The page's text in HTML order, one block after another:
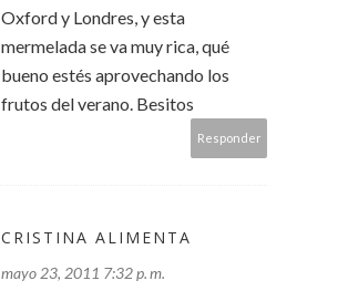
Oxford y Londres, y esta
mermelada se va muy rica, qué
bueno estés aprovechando los
frutos del verano. Besitos
Responder
CRISTINA ALIMENTA
mayo 23, 2011 7:32 p. m.